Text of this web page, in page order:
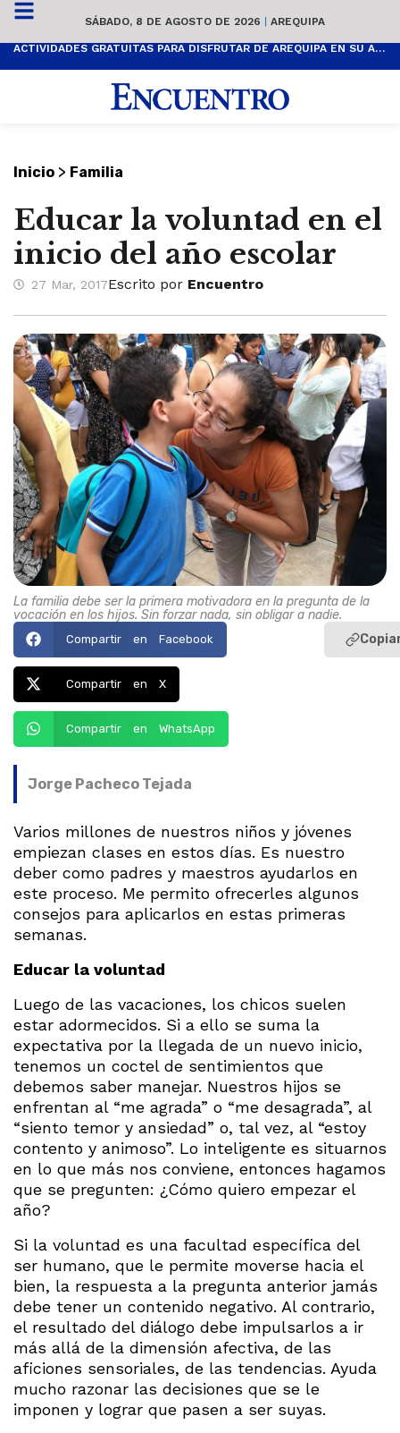
SÁBADO, 8 DE AGOSTO DE 2026 | AREQUIPA
ACTIVIDADES GRATUITAS PARA DISFRUTAR DE AREQUIPA EN SU ANIVERSARIO
Inicio > Familia
Educar la voluntad en el
inicio del año escolar
27 Mar, 2017Escrito por Encuentro
La familia debe ser la primera motivadora en la pregunta de la
vocación en los hijos. Sin forzar nada, sin obligar a nadie.
Compartir en Facebook
Compartir en X
Compartir en WhatsApp
Jorge Pacheco Tejada
Varios millones de nuestros niños y jóvenes
empiezan clases en estos días. Es nuestro
deber como padres y maestros ayudarlos en
este proceso. Me permito ofrecerles algunos
consejos para aplicarlos en estas primeras
semanas.
Educar la voluntad
Luego de las vacaciones, los chicos suelen
estar adormecidos. Si a ello se suma la
expectativa por la llegada de un nuevo inicio,
tenemos un coctel de sentimientos que
debemos saber manejar. Nuestros hijos se
enfrentan al “me agrada” o “me desagrada”, al
“siento temor y ansiedad” o, tal vez, al “estoy
contento y animoso”. Lo inteligente es situarnos
en lo que más nos conviene, entonces hagamos
que se pregunten: ¿Cómo quiero empezar el
año?
Si la voluntad es una facultad específica del
ser humano, que le permite moverse hacia el
bien, la respuesta a la pregunta anterior jamás
debe tener un contenido negativo. Al contrario,
el resultado del diálogo debe impulsarlos a ir
más allá de la dimensión afectiva, de las
aficiones sensoriales, de las tendencias. Ayuda
mucho razonar las decisiones que se le
imponen y lograr que pasen a ser suyas.